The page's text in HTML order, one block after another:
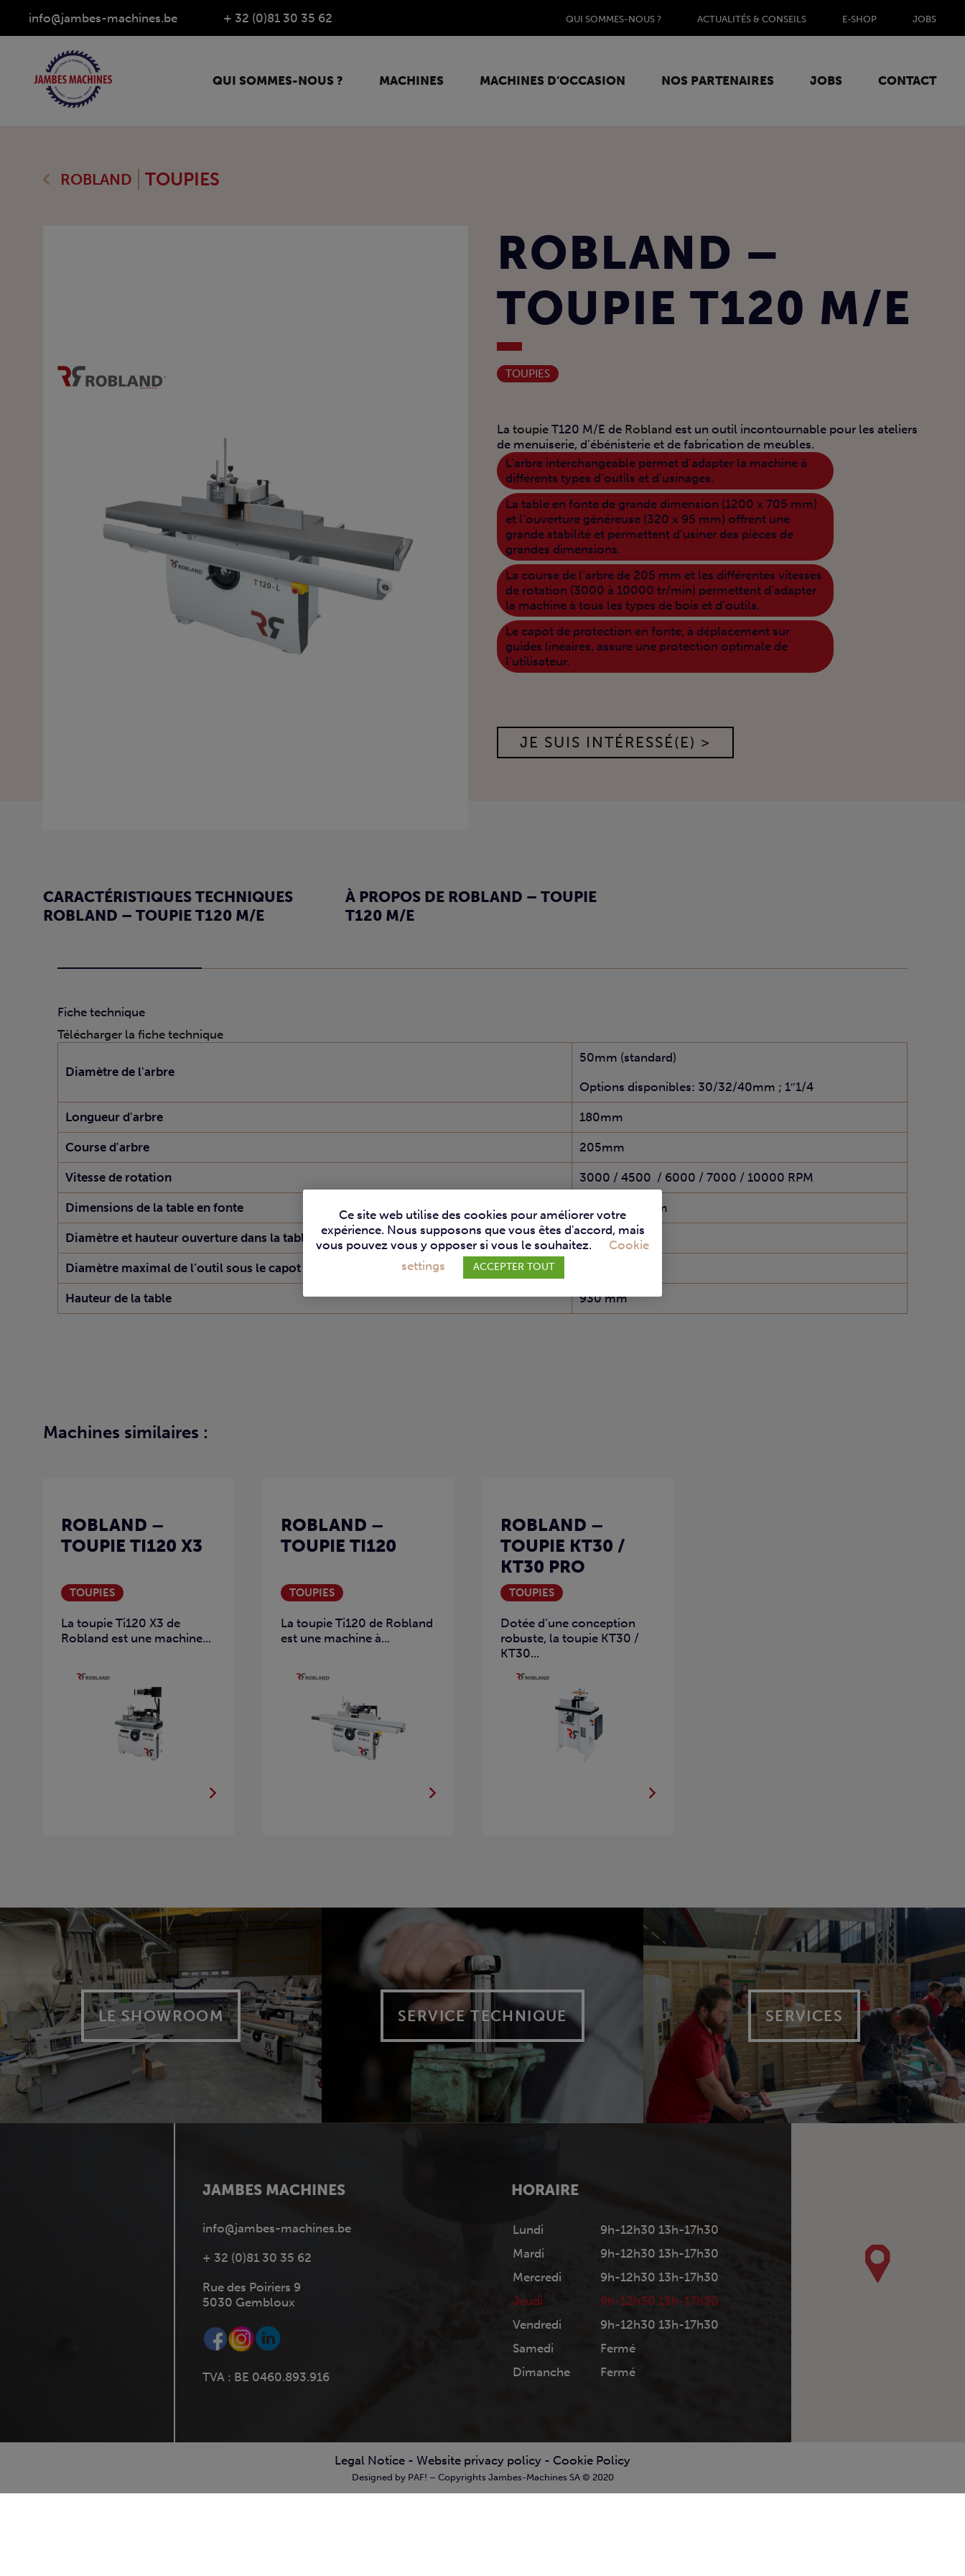
info@jambes-machines.be + 32 (0)81 30 35 62 QUI SOMMES-NOUS ? ACTUALITÉS & CONSEILS E-SHOP JOBS
QUI SOMMES-NOUS ? MACHINES MACHINES D’OCCASION NOS PARTENAIRES JOBS CONTACT
ROBLAND TOUPIES
ROBLAND –
TOUPIE T120 M/E
TOUPIES
La toupieT120 M/E de Robland est un outil incontournable pour les ateliers
de menuiserie, d’ébénisterie et de fabrication de meubles.
L’arbre interchangeable permet d’adapter la machine à
différents types d’outils et d’usinages.
La table en fonte de grande dimension (1200 x 705 mm)
et l’ouverture généreuse (320 x 95 mm) offrent une
grande stabilité et permettent d’usiner des pièces de
grandes dimensions.
La course de l’arbre de 205 mm et les différentes vitesses
de rotation (3000 à 10000 tr/min) permettent d’adapter
la machine à tous les types de bois et d’outils.
Le capot de protection en fonte, à déplacement sur
guides linéaires, assure une protection optimale de
l’utilisateur.
JE SUIS INTÉRESSÉ(E) >
CARACTÉRISTIQUES TECHNIQUES
ROBLAND – TOUPIE T120 M/E
À PROPOS DE ROBLAND – TOUPIE
T120 M/E
Fiche technique
Télécharger la fiche technique
Diamètre de l'arbre
50mm (standard)
Options disponibles: 30/32/40mm ; 1″1/4
Longueur d'arbre
180mm
Course d'arbre
205mm
Vitesse de rotation
3000 / 4500 / 6000 / 7000 / 10000 RPM
Dimensions de la table en fonte
1200 x 705 mm
Diamètre et hauteur ouverture dans la table
320 x 95 mm
Diamètre maximal de l’outil sous le capot de protection standard
Hauteur de la table
930 mm
Machines similaires :
ROBLAND –
TOUPIE TI120 X3
TOUPIES
La toupie Ti120 X3 de
Robland est une machine...
ROBLAND –
TOUPIE TI120
TOUPIES
La toupie Ti120 de Robland
est une machine à...
ROBLAND –
TOUPIE KT30 /
KT30 PRO
TOUPIES
Dotée d’une conception
robuste, la toupie KT30 /
KT30...
LE SHOWROOM SERVICE TECHNIQUE SERVICES
JAMBES MACHINES
info@jambes-machines.be
+ 32 (0)81 30 35 62
Rue des Poiriers 9
5030 Gembloux
TVA : BE 0460.893.916
HORAIRE
Lundi
9h-12h30 13h-17h30
Mardi
9h-12h30 13h-17h30
Mercredi
9h-12h30 13h-17h30
Jeudi
9h-12h30 13h-17h30
Vendredi
9h-12h30 13h-17h30
Samedi
Fermé
Dimanche
Fermé
Legal Notice - Website privacy policy - Cookie Policy
Designed by PAF! – Copyrights Jambes-Machines SA © 2020
Ce site web utilise des cookies pour améliorer votre
expérience. Nous supposons que vous êtes d'accord, mais
vous pouvez vous y opposer si vous le souhaitez.
Cookie
settings
ACCEPTER TOUT